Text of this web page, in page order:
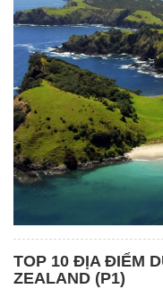
TOP 10 ĐỊA ĐIỂM
ZEALAND (P1)